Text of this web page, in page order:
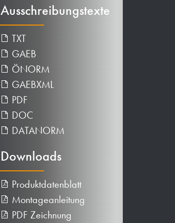
Ausschreibungstexte
TXT
GAEB
ÖNORM
GAEBXML
PDF
DOC
DATANORM
Downloads
Produktdatenblatt
Montageanleitung
PDF Zeichnung